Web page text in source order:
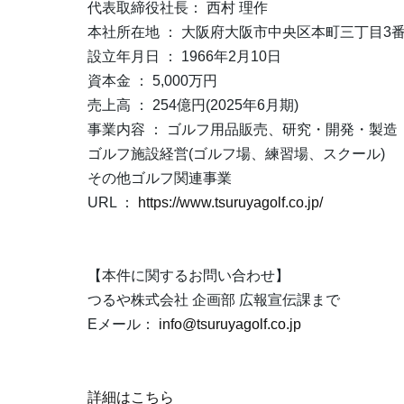
代表取締役社長： 西村 理作
本社所在地 ： 大阪府大阪市中央区本町三丁目3
設立年月日 ： 1966年2月10日
資本金 ： 5,000万円
売上高 ： 254億円(2025年6月期)
事業内容 ： ゴルフ用品販売、研究・開発・製造
ゴルフ施設経営(ゴルフ場、練習場、スクール)
その他ゴルフ関連事業
URL ：
https://www.tsuruyagolf.co.jp/
【本件に関するお問い合わせ】
つるや株式会社 企画部 広報宣伝課まで
Eメール： info@tsuruyagolf.co.jp
詳細はこちら